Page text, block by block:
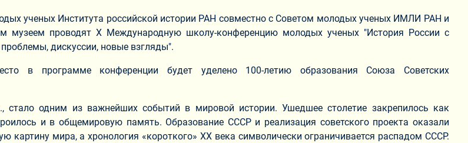
ученых Института российской истории РАН совместно с Советом молодых ученых ИМЛИ РАН и
музеем проводят X Международную школу-конференцию молодых ученых "История России с
дискуссии, новые взгляды".
в программе конференции будет уделено 100-летию образования Союза Советских
одним из важнейших событий в мировой истории. Ушедшее столетие закрепилось как
и в общемировую память. Образование СССР и реализация советского проекта оказали
мира, а хронология «короткого» XX века символически ограничивается распадом СССР.